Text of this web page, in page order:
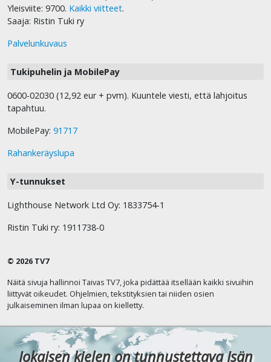
Yleisviite: 9700. Kaikki viitteet.
Saaja: Ristin Tuki ry
Palvelunkuvaus
Tukipuhelin ja MobilePay
0600-02030 (12,92 eur + pvm). Kuuntele viesti, että lahjoitus
tapahtuu.
MobilePay: 91717
Rahankeräyslupa
Y-tunnukset
Lighthouse Network Ltd Oy: 1833754-1
Ristin Tuki ry: 1911738-0
© 2026 TV7
Näitä sivuja hallinnoi Taivas TV7, joka pidättää itsellään kaikki sivuihin
liittyvät oikeudet. Ohjelmien, tekstityksien tai niiden osien
julkaiseminen ilman lupaa on kielletty.
Jokaisen kielen on tunnustettava Isän